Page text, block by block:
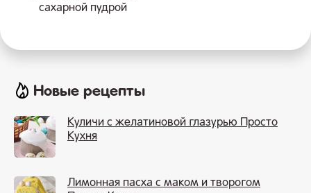
сахарной пудрой
Новые рецепты
Куличи с желатиновой глазурью Просто
Кухня
Лимонная пасха с маком и творогом